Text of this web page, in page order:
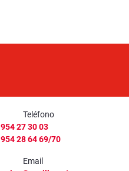
Teléfono
954 27 30 03
954 28 64 69/70
Email